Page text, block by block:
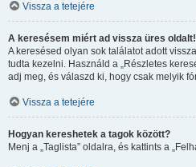
Vissza a tetejére
A keresésem miért ad vissza üres
A keresésed olyan sok találatot adott
tudta kezelni. Használd a „Részletes
adj meg, és válaszd ki, hogy csak melyik
Vissza a tetejére
Hogyan kereshetek a tagok között?
Menj a „Taglista” oldalra, és kattints a